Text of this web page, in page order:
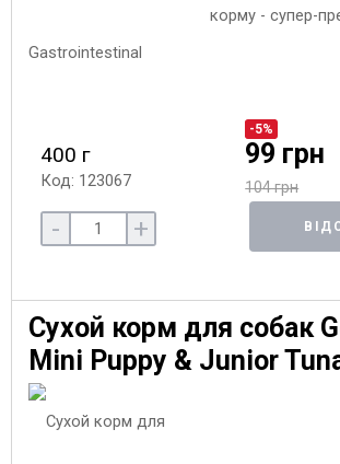
корму - супер-
400 г
Код: 123067
-5%
99 грн
104 грн
- +
Сухой корм для собак
Mini Puppy & Junior